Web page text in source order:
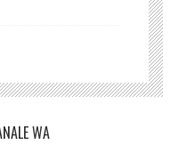
WA